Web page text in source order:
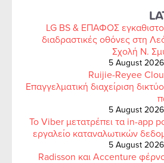
LG BS & ΕΠΑΦΟΣ
διαδραστικές οθόνες στη
Σχολή Ν.
5 August
Ruijie-Reyee
Επαγγελματική διαχείριση
5 August
Το Viber μετατρέπει τα in-app
εργαλείο καταναλωτικών
5 August
Radisson και Accenture